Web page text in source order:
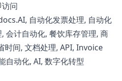
问
自动化发票处理, 自动化
会计自动化, 餐饮库存管理, 商
时间, 文档处理, API, Invoice
动化, AI, 数字化转型